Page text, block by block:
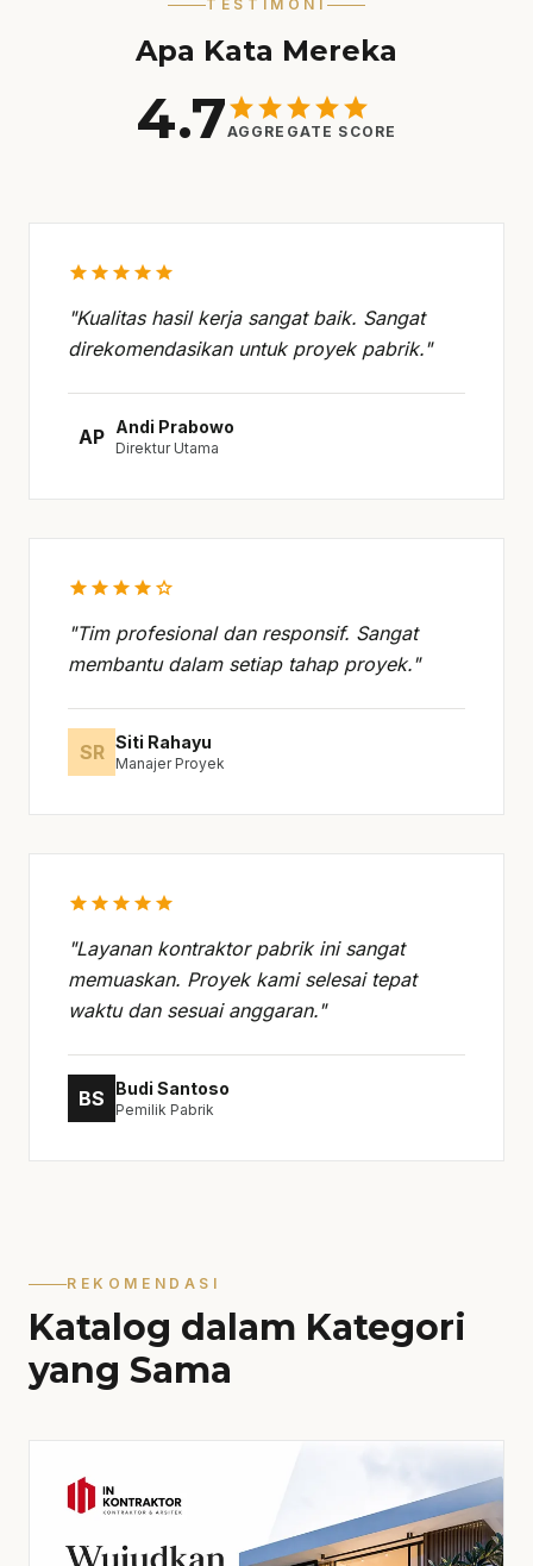
TESTIMONI
Apa Kata Mereka
4.7starstarstarstarstar
AGGREGATE SCORE
starstarstarstarstar
"Kualitas hasil kerja sangat baik. Sangat
direkomendasikan untuk proyek pabrik."
AP Andi Prabowo
Direktur Utama
starstarstarstarstar
"Tim profesional dan responsif. Sangat
membantu dalam setiap tahap proyek."
SR Siti Rahayu
Manajer Proyek
starstarstarstarstar
"Layanan kontraktor pabrik ini sangat
memuaskan. Proyek kami selesai tepat
waktu dan sesuai anggaran."
BS Budi Santoso
Pemilik Pabrik
REKOMENDASI
Katalog dalam Kategori
yang Sama